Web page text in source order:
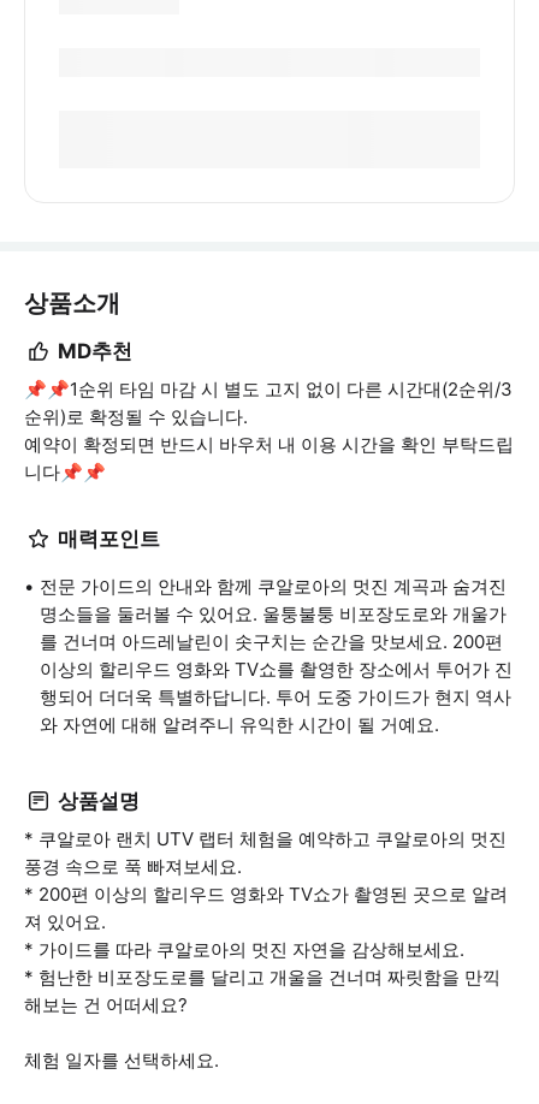
상품소개
MD추천
📌📌1순위 타임 마감 시 별도 고지 없이 다른 시간대(2순위/3
순위)로 확정될 수 있습니다.
예약이 확정되면 반드시 바우처 내 이용 시간을 확인 부탁드립
니다📌📌
매력포인트
전문 가이드의 안내와 함께 쿠알로아의 멋진 계곡과 숨겨진
명소들을 둘러볼 수 있어요. 울퉁불퉁 비포장도로와 개울가
를 건너며 아드레날린이 솟구치는 순간을 맛보세요. 200편
이상의 할리우드 영화와 TV쇼를 촬영한 장소에서 투어가 진
행되어 더더욱 특별하답니다. 투어 도중 가이드가 현지 역사
와 자연에 대해 알려주니 유익한 시간이 될 거예요.
상품설명
* 쿠알로아 랜치 UTV 랩터 체험을 예약하고 쿠알로아의 멋진
풍경 속으로 푹 빠져보세요.
* 200편 이상의 할리우드 영화와 TV쇼가 촬영된 곳으로 알려
져 있어요.
* 가이드를 따라 쿠알로아의 멋진 자연을 감상해보세요.
* 험난한 비포장도로를 달리고 개울을 건너며 짜릿함을 만끽
해보는 건 어떠세요?
체험 일자를 선택하세요.